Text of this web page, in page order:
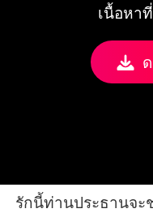
เนื้อหา
รักนี้ท่านประธานจ